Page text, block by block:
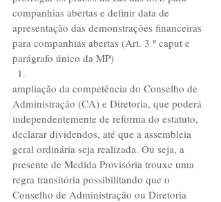
companhias abertas e definir data de
apresentação das demonstrações financeiras
para companhias abertas (Art. 3 º caput e
parágrafo único da MP)
ampliação da competência do Conselho de
Administração (CA) e Diretoria, que poderá
independentemente de reforma do estatuto,
declarar dividendos, até que a assembleia
geral ordinária seja realizada. Ou seja, a
presente de Medida Provisória trouxe uma
regra transitória possibilitando que o
Conselho de Administração ou Diretoria